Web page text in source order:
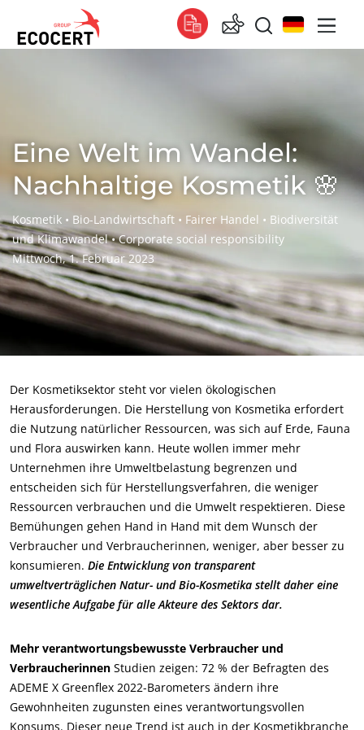
ECOCERT
Über uns
Karriere
Eine Welt im Wandel:
Nachhaltige Kosmetik 🌸
Kosmetik • Bio-Landwirtschaft • Fairer Handel • Biodiversität
und Klimawandel • Corporate social responsibility
Mittwoch, 1. Februar 2023
Der Kosmetiksektor steht vor vielen ökologischen
Herausforderungen. Die Herstellung von Kosmetika erfordert
die Nutzung natürlicher Ressourcen, was sich auf Erde, Fauna
und Flora auswirken kann. Heute wollen immer mehr
Unternehmen ihre Umweltbelastung begrenzen und
entscheiden sich für Herstellungsverfahren, die weniger
Ressourcen verbrauchen und die Umwelt respektieren. Diese
Bemühungen gehen Hand in Hand mit dem Wunsch der
Verbraucher und Verbraucherinnen, weniger, aber besser zu
konsumieren. Die Entwicklung von transparent
umweltverträglichen Natur- und Bio-Kosmetika stellt daher eine
wesentliche Aufgabe für alle Akteure des Sektors dar.
Mehr verantwortungsbewusste Verbraucher und
Verbraucherinnen Studien zeigen: 72 % der Befragten des
ADEME X Greenflex 2022-Barometers ändern ihre
Gewohnheiten zugunsten eines verantwortungsvollen
Konsums. Dieser neue Trend ist auch in der Kosmetikbranche